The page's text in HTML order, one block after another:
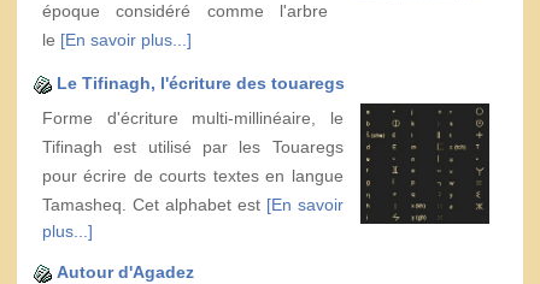
époque considéré comme l'arbre
le [En savoir plus...]
Le Tifinagh, l'écriture des touaregs
Forme d'écriture multi-millinéaire, le
Tifinagh est utilisé par les Touaregs
pour écrire de courts textes en langue
Tamasheq. Cet alphabet est [En savoir
plus...]
Autour d'Agadez